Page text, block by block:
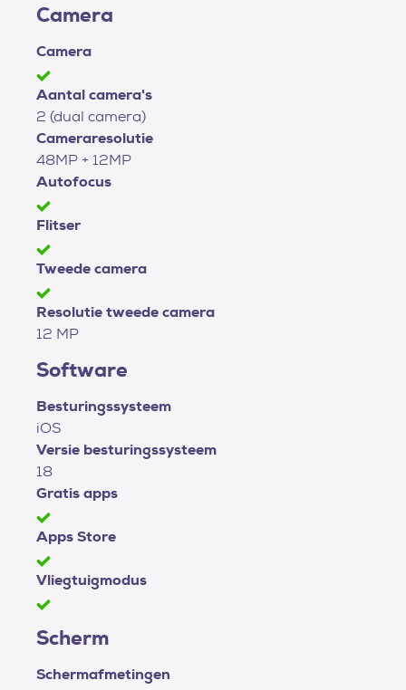
Camera
Camera
Aantal camera's
2 (dual camera)
Cameraresolutie
48MP + 12MP
Autofocus
Flitser
Tweede camera
Resolutie tweede camera
12 MP
Software
Besturingssysteem
iOS
Versie besturingssysteem
18
Gratis apps
Apps Store
Vliegtuigmodus
Scherm
Schermafmetingen